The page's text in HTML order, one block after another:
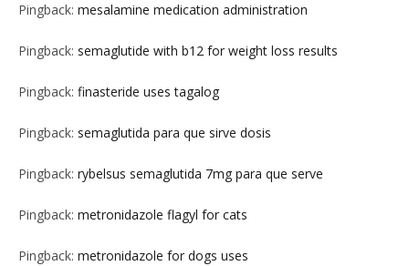
Pingback: mesalamine medication administration
Pingback: semaglutide with b12 for weight loss results
Pingback: finasteride uses tagalog
Pingback: semaglutida para que sirve dosis
Pingback: rybelsus semaglutida 7mg para que serve
Pingback: metronidazole flagyl for cats
Pingback: metronidazole for dogs uses